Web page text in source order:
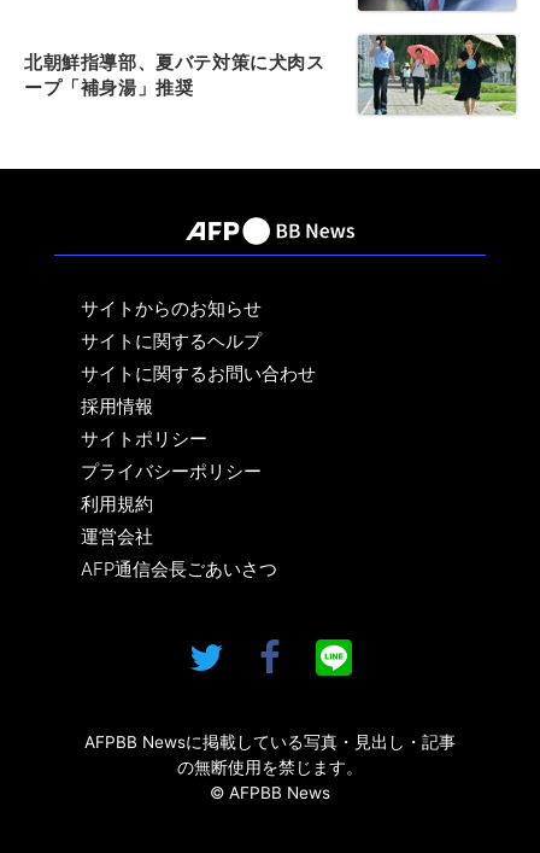
北朝鮮指導部、夏バテ対策に犬肉ス
ープ「補身湯」推奨
サイトからのお知らせ
サイトに関するヘルプ
サイトに関するお問い合わせ
採用情報
サイトポリシー
プライバシーポリシー
利用規約
運営会社
AFP通信会長ごあいさつ
AFPBB Newsに掲載している写真・見出し・記事
の無断使用を禁じます。
© AFPBB News